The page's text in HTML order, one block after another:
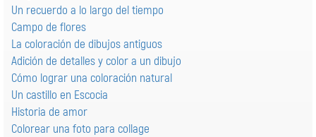
Un recuerdo a lo largo del tiempo
Campo de flores
La coloración de dibujos antiguos
Adición de detalles y color a un dibujo
Cómo lograr una coloración natural
Un castillo en Escocia
Historia de amor
Colorear una foto para collage